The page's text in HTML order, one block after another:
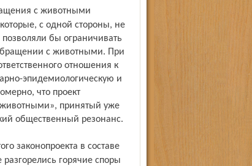
с одной стороны, не
бы ограничивать
с животными. При
отношения к
эпидемиологическую и
что проект
принятый уже
общественный резонанс.
горячие споры